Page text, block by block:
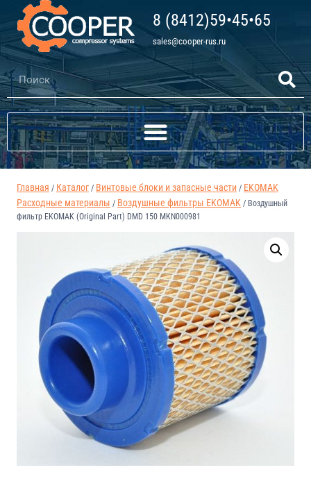
8 (8412)59•45•65
sales@cooper-rus.ru
Главная / Каталог / Винтовые блоки и запасные части / EKOMAK
Расходные материалы / Воздушные фильтры EKOMAK / Воздушный
фильтр EKOMAK (Original Part) DMD 150 MKN000981